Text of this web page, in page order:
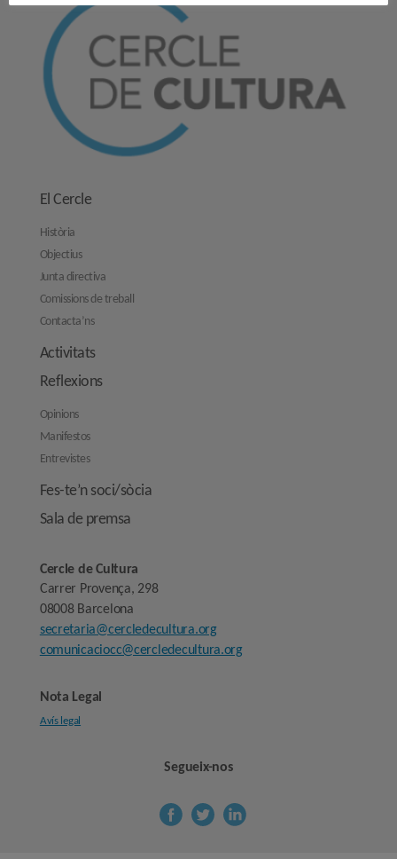
El Cercle
Història
Objectius
Junta directiva
Comissions de treball
Contacta’ns
Activitats
Reflexions
Opinions
Manifestos
Entrevistes
Fes-te’n soci/sòcia
Sala de premsa
Cercle de Cultura
Carrer Provença, 298
08008 Barcelona
secretaria@cercledecultura.org
comunicaciocc@cercledecultura.org
Nota Legal
Avís legal
Segueix-nos